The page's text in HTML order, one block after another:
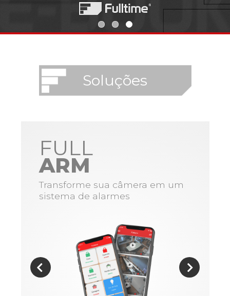
Soluções
FULL
ARM
Transforme sua câmera em um
sistema de alarmes